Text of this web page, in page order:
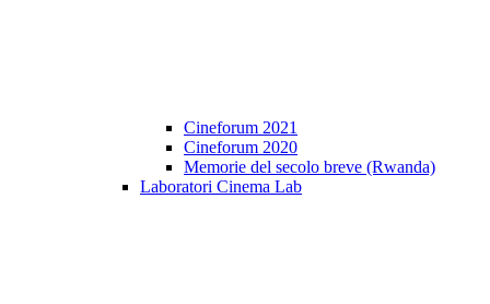
Cineforum 2021
Cineforum 2020
Memorie del secolo breve (Rwanda)
Laboratori Cinema Lab